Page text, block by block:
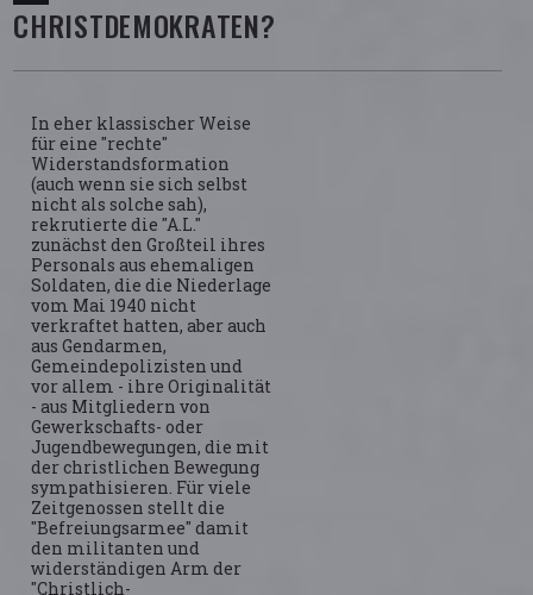
CHRISTDEMOKRATEN?
In eher klassischer Weise
für eine "rechte"
Widerstandsformation
(auch wenn sie sich selbst
nicht als solche sah),
rekrutierte die "A.L."
zunächst den Großteil ihres
Personals aus ehemaligen
Soldaten, die die Niederlage
vom Mai 1940 nicht
verkraftet hatten, aber auch
aus Gendarmen,
Gemeindepolizisten und
vor allem - ihre Originalität
- aus Mitgliedern von
Gewerkschafts- oder
Jugendbewegungen, die mit
der christlichen Bewegung
sympathisieren. Für viele
Zeitgenossen stellt die
"Befreiungsarmee" damit
den militanten und
widerständigen Arm der
"Christlich-